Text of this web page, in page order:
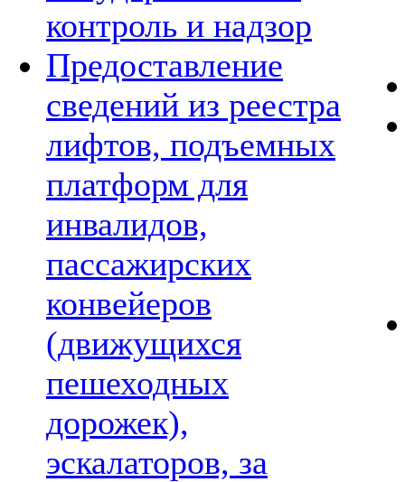
контроль и надзор
Предоставление
сведений из реестра
лифтов, подъемных
платформ для
инвалидов,
пассажирских
конвейеров
(движущихся
пешеходных
дорожек),
эскалаторов, за